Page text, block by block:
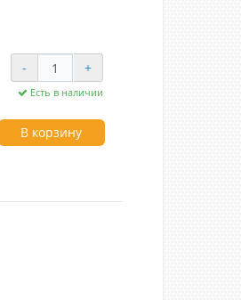
- +
Есть в наличии
В корзину